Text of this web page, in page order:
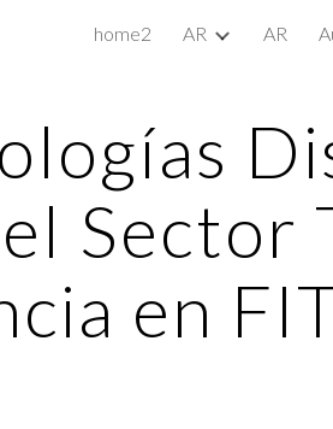
main contenthome2 AR AR
Sector
en